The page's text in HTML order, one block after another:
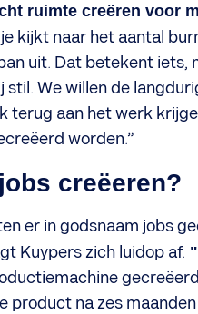
ruimte creëren voor
je kijkt naar het aantal
uit. Dat betekent iets,
stil. We willen de
terug aan het werk
worden.”
creëeren?
er in godsnaam jobs
Kuypers zich luidop af. "
product na zes